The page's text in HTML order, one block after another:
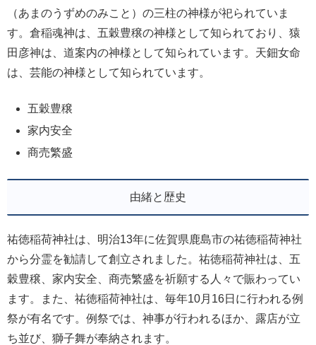
（あまのうずめのみこと）の三柱の神様が祀られていま
す。倉稲魂神は、五穀豊穣の神様として知られており、猿
田彦神は、道案内の神様として知られています。天鈿女命
は、芸能の神様として知られています。
五穀豊穣
家内安全
商売繁盛
由緒と歴史
祐徳稲荷神社は、明治13年に佐賀県鹿島市の祐徳稲荷神社
から分霊を勧請して創立されました。祐徳稲荷神社は、五
穀豊穣、家内安全、商売繁盛を祈願する人々で賑わってい
ます。また、祐徳稲荷神社は、毎年10月16日に行われる例
祭が有名です。例祭では、神事が行われるほか、露店が立
ち並び、獅子舞が奉納されます。